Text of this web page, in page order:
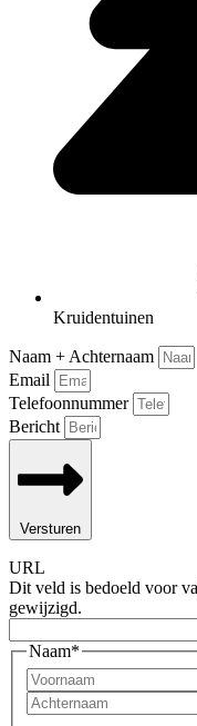
Kruidentuinen
Naam + Achternaam
Email
Telefoonnummer
Bericht
Versturen
URL
Dit veld is bedoeld voor
gewijzigd.
Naam*